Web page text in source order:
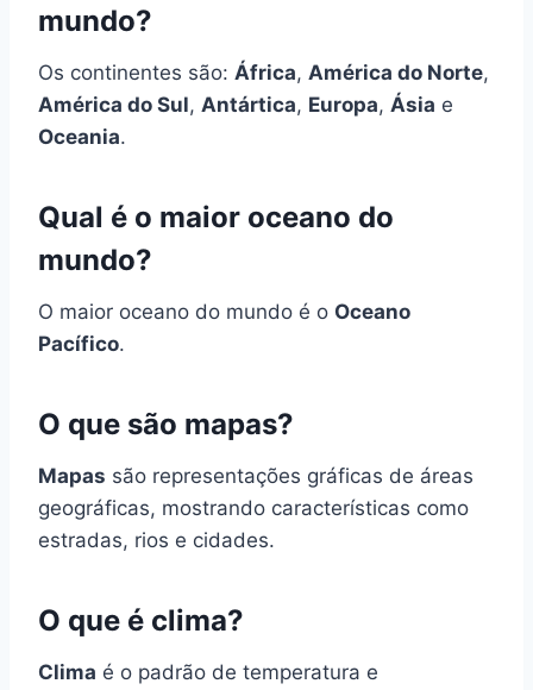
mundo?
Os continentes são: África, América do Norte,
América do Sul, Antártica, Europa, Ásia e
Oceania.
Qual é o maior oceano do
mundo?
O maior oceano do mundo é o Oceano
Pacífico.
O que são mapas?
Mapas são representações gráficas de áreas
geográficas, mostrando características como
estradas, rios e cidades.
O que é clima?
Clima é o padrão de temperatura e